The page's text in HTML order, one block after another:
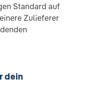
Standard auf
Zulieferer
dein